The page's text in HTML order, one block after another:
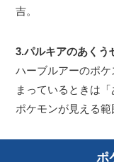
吉。
3.パルキアのあくう
ハーブルアーのポ
まっているときは
ポケモンが見える範
ポ